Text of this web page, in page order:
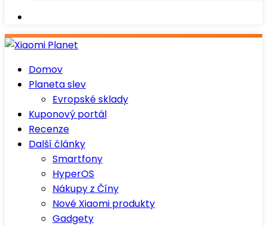
Domov
Planeta slev
Evropské sklady
Kuponový portál
Recenze
Další články
Smartfony
HyperOS
Nákupy z Číny
Nové Xiaomi produkty
Gadgety